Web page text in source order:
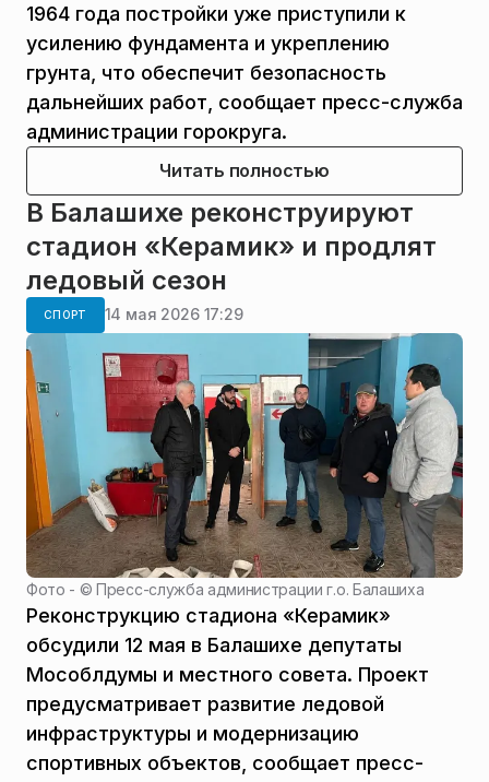
1964 года постройки уже приступили к
усилению фундамента и укреплению
грунта, что обеспечит безопасность
дальнейших работ, сообщает пресс-служба
администрации горокруга.
Читать полностью
В Балашихе реконструируют
стадион «Керамик» и продлят
ледовый сезон
СПОРТ 14 мая 2026 17:29
Фото - ©Пресс-служба администрации г.о. Балашиха
Реконструкцию стадиона «Керамик»
обсудили 12 мая в Балашихе депутаты
Мособлдумы и местного совета. Проект
предусматривает развитие ледовой
инфраструктуры и модернизацию
спортивных объектов, сообщает пресс-